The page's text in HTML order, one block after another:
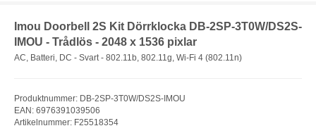
Imou Doorbell 2S Kit Dörrklocka DB-2SP-3T0W/DS2S-
IMOU - Trådlös - 2048 x 1536 pixlar
AC, Batteri, DC - Svart - 802.11b, 802.11g, Wi-Fi 4 (802.11n)
Produktnummer: DB-2SP-3T0W/DS2S-IMOU
EAN: 6976391039506
Artikelnummer: F25518354